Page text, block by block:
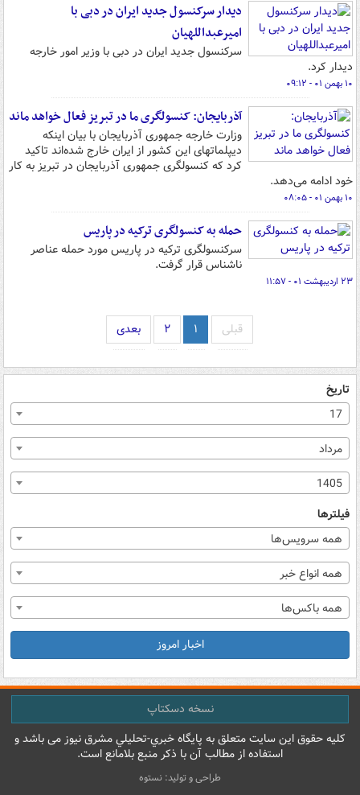
دیدار سرکنسول جدید ایران در دبی با
امیرعبداللهیان
سرکنسول جدید ایران در دبی با وزیر امور خارجه
دیدار کرد.
۱۰ بهمن ۰۱ - ۰۹:۱۲
آذربایجان: کنسولگری ما در تبریز فعال خواهد ماند
وزارت خارجه جمهوری آذربایجان با بیان اینکه
دیپلماتهای این کشور از ایران خارج شده‌اند تاکید
کرد که کنسولگری جمهوری آذربایجان در تبریز به کار
خود ادامه می‌دهد.
۱۰ بهمن ۰۱ - ۰۸:۰۵
حمله به کنسولگری ترکیه در پاریس
سرکنسولگری ترکیه در پاریس مورد حمله عناصر
ناشناس قرار گرفت.
۲۳ اردیبهشت ۰۱ - ۱۱:۵۷
قبلی ۱ ۲ بعدی
تاریخ
17
مرداد
1405
فیلترها
همه سرویس‌ها
همه انواع خبر
همه باکس‌ها
اخبار امروز
نسخه دسکتاپ
کليه حقوق اين سايت متعلق به پایگاه خبري-تحليلي مشرق نيوز می باشد و
استفاده از مطالب آن با ذکر منبع بلامانع است.
طراحی و تولید: نستوه